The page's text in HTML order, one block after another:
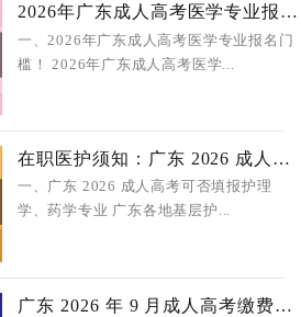
2026年广东成人高考医学专业报名门槛
一、2026年广东成人高考医学专业报名门
槛！ 2026年广东成人高考医学...
在职医护须知：广东 2026 成人高考可
一、广东 2026 成人高考可否填报护理
学、药学专业 广东各地基层护...
广东 2026 年 9 月成人高考缴费指南 不